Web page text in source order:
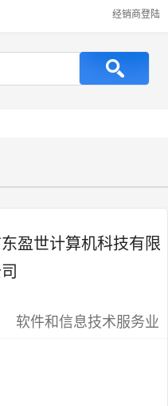
经销商登陆
盈世计算机科技有限
软件和信息技术服务业